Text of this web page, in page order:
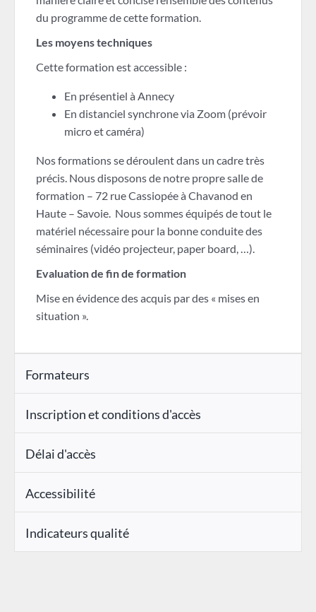
du programme de cette formation.
Les moyens techniques
Cette formation est accessible :
En présentiel à Annecy
En distanciel synchrone via Zoom (prévoir
micro et caméra)
Nos formations se déroulent dans un cadre très
précis. Nous disposons de notre propre salle de
formation – 72 rue Cassiopée à Chavanod en
Haute – Savoie. Nous sommes équipés de tout le
matériel nécessaire pour la bonne conduite des
séminaires (vidéo projecteur, paper board, …).
Evaluation de fin de formation
Mise en évidence des acquis par des « mises en
situation ».
Formateurs
Inscription et conditions d'accès
Délai d'accès
Accessibilité
Indicateurs qualité